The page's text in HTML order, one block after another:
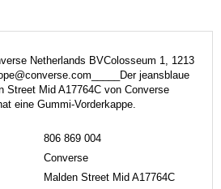
Netherlands BVColosseum 1, 1213
jeansblaue
Street Mid A17764C von Converse
eine Gummi-Vorderkappe.
806 869 004
Converse
Malden Street Mid A17764C